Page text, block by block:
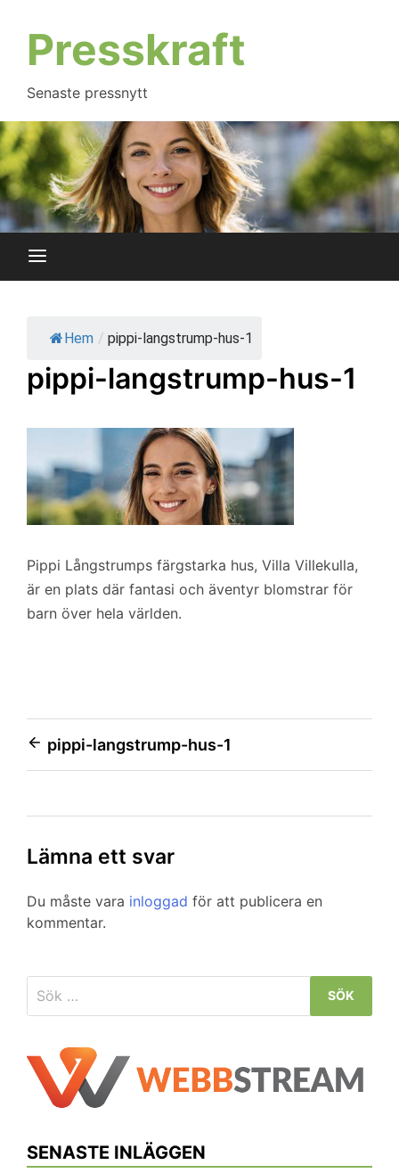
innehållPresskraft
Senaste pressnytt
Hem / pippi-langstrump-hus-1
pippi-langstrump-hus-1
Pippi Långstrumps färgstarka hus, Villa Villekulla,
är en plats där fantasi och äventyr blomstrar för
barn över hela världen.
Inläggsnavigering
pippi-langstrump-hus-1
Lämna ett svar
Du måste vara inloggad för att publicera en
kommentar.
efter:
SENASTE INLÄGGEN